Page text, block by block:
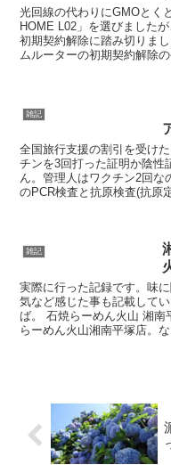
光回線の代わりにGMOとく
HOME L02」を選びました
初期契約解除に踏み切りま
ムルーターの初期契約解除の
雑記
全国旅行支援の割引を受け
チンを3回打った証明か陰性
ん。管理人はワクチン2回な
のPCR検査と抗原検査(抗原
雑記
実際に行った記録です。味
気など感じた事も記載して
ば。 石焼らーめん火山 湘南
らーめん火山湘南平塚店。